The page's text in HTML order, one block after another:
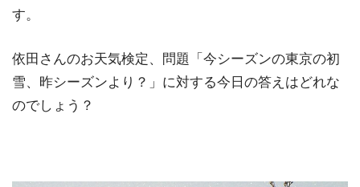
す。
依田さんのお天気検定、問題「今シーズンの東京の初
雪、昨シーズンより？」に対する今日の答えはどれな
のでしょう？